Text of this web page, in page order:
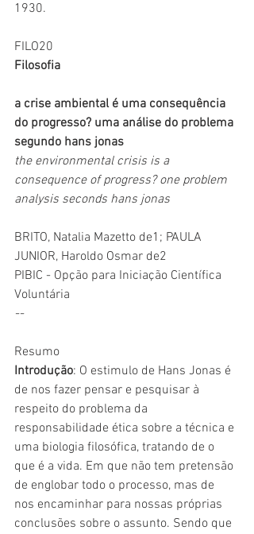
1930.
FILO20
Filosofia
a crise ambiental é uma consequência
do progresso? uma análise do problema
segundo hans jonas
the environmental crisis is a
consequence of progress? one problem
analysis seconds hans jonas
BRITO, Natalia Mazetto de1; PAULA
JUNIOR, Haroldo Osmar de2
PIBIC - Opção para Iniciação Científica
Voluntária
--
Resumo
Introdução: O estimulo de Hans Jonas é
de nos fazer pensar e pesquisar à
respeito do problema da
responsabilidade ética sobre a técnica e
uma biologia filosófica, tratando de o
que é a vida. Em que não tem pretensão
de englobar todo o processo, mas de
nos encaminhar para nossas próprias
conclusões sobre o assunto. Sendo que